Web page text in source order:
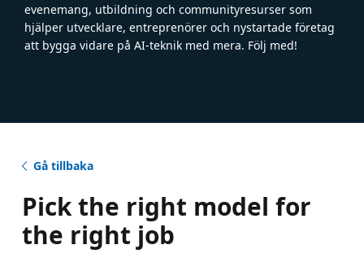
evenemang, utbildning och communityresurser som
hjälper utvecklare, entreprenörer och nystartade företag
att bygga vidare på AI-teknik med mera. Följ med!
Gå tillbaka
Pick the right model for
the right job